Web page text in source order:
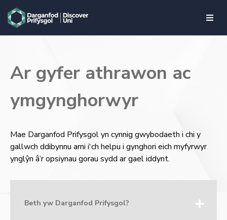
skip to main content
Ar gyfer athrawon ac
ymgynghorwyr
Mae Darganfod Prifysgol yn cynnig gwybodaeth i chi y
gallwch ddibynnu arni i'ch helpu i gynghori eich myfyrwyr
ynglŷn â’r opsiynau gorau sydd ar gael iddynt.
Beth yw Darganfod Prifysgol?